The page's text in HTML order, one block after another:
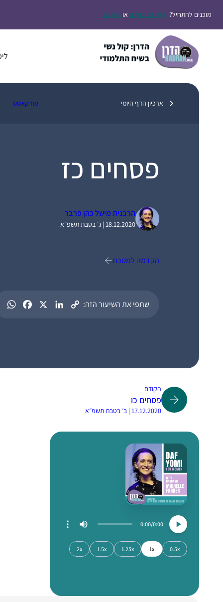
לתוכןמוכנים להתחיל? הירשמו בחינם או התחברו
ארכיון הדף היומי פודקאסט
פסחים כז
הרבנית מישל כהן פרבר
18.12.2020 | ג׳ בטבת תשפ״א
הקדמה למסכת
שתפי את השיעור הזה:
הקודם
פסחים כו
17.12.2020 | ב׳ בטבת תשפ״א
0:00
0:00
0.5x
1x
1.25x
1.5x
2x